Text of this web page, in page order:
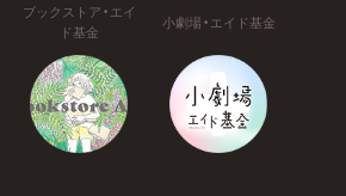
ブックストア・エイ
ド基金
小劇場・エイド基金